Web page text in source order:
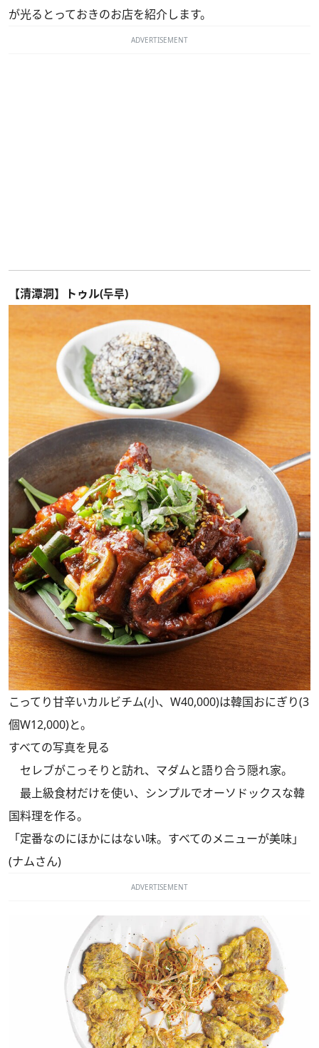
が光るとっておきのお店を紹介します。
ADVERTISEMENT
【清潭洞】トゥル(두루)
こってり甘辛いカルビチム(小、W40,000)は韓国おにぎり(3
個W12,000)と。
すべての写真を見る
セレブがこっそりと訪れ、マダムと語り合う隠れ家。
最上級食材だけを使い、シンプルでオーソドックスな韓
国料理を作る。
「定番なのにほかにはない味。すべてのメニューが美味」
(ナムさん)
ADVERTISEMENT